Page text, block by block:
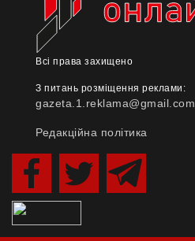
Всі права захищено
З питань розміщення реклами:
gazeta.1.reklama@gmail.com
Редакційна політика